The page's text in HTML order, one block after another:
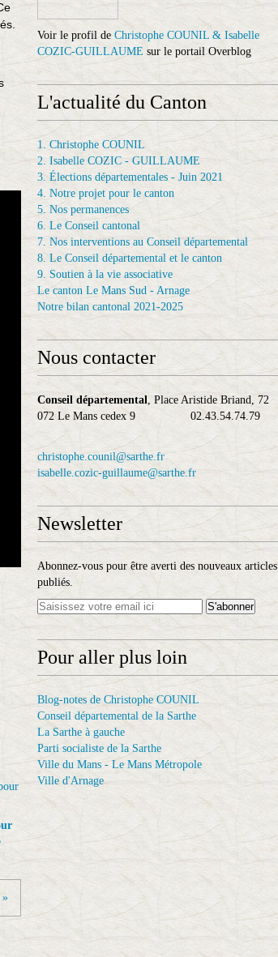
Voir le profil de Christophe COUNIL & Isabelle
COZIC-GUILLAUME sur le portail Overblog
L'actualité du Canton
1. Christophe COUNIL
2. Isabelle COZIC - GUILLAUME
3. Élections départementales - Juin 2021
4. Notre projet pour le canton
5. Nos permanences
6. Le Conseil cantonal
7. Nos interventions au Conseil départemental
8. Le Conseil départemental et le canton
9. Soutien à la vie associative
Le canton Le Mans Sud - Arnage
Notre bilan cantonal 2021-2025
Nous contacter
Conseil départemental, Place Aristide Briand, 72
072 Le Mans cedex 9 02.43.54.74.79
christophe.counil@sarthe.fr
isabelle.cozic-guillaume@sarthe.fr
Newsletter
Abonnez-vous pour être averti des nouveaux articles
publiés.
Pour aller plus loin
Blog-notes de Christophe COUNIL
Conseil départemental de la Sarthe
La Sarthe à gauche
Parti socialiste de la Sarthe
Ville du Mans - Le Mans Métropole
Ville d'Arnage